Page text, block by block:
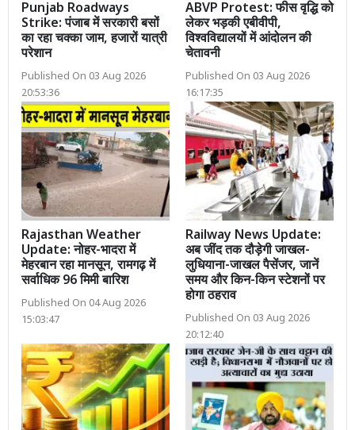
Punjab Roadways
Strike: पंजाब में सरकारी बसों
का रहा चक्का जाम, हजारों यात्री
परेशान
Published On 03 Aug 2026
20:53:36
ABVP Protest: फीस वृद्धि को
लेकर भड़की एबीवीपी,
विश्वविद्यालयों में आंदोलन की
चेतावनी
Published On 03 Aug 2026
16:17:35
Rajasthan Weather
Update: नोहर-भादरा में
मेहरबान रहा मानसून, रामगढ़ में
सर्वाधिक 96 मिमी बारिश
Published On 04 Aug 2026
15:03:47
Railway News Update:
अब जींद तक दौड़ेगी जाखल-
लुधियाना-जाखल पैसेंजर, जानें
समय और किन-किन स्टेशनों पर
होगा ठहराव
Published On 03 Aug 2026
20:12:40